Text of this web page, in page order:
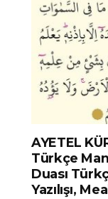
AYETEL
Türkçe
Duası
Yazılışı,